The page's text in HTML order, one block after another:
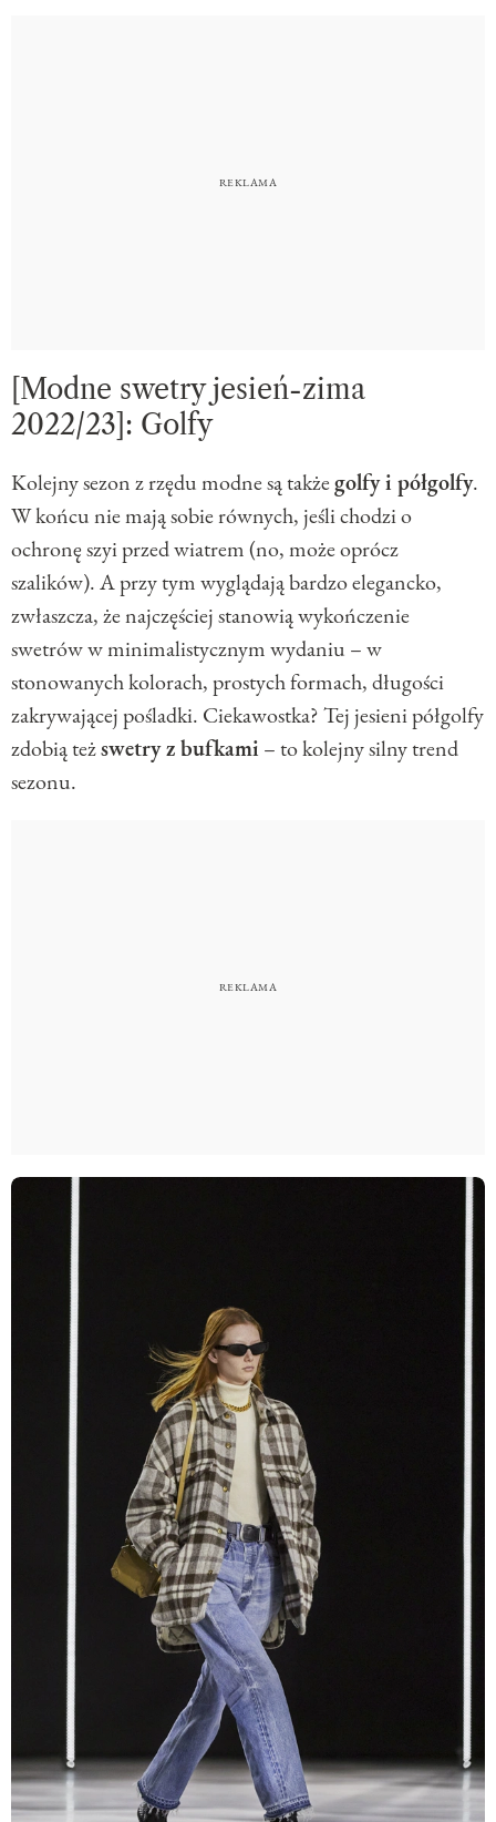
[Modne swetry jesień-zima
2022/23]: Golfy
Kolejny sezon z rzędu modne są takżegolfy i półgolfy.
W końcu nie mają sobie równych, jeśli chodzi o
ochronę szyi przed wiatrem (no, może oprócz
szalików). A przy tym wyglądają bardzo elegancko,
zwłaszcza, że najczęściej stanowią wykończenie
swetrów w minimalistycznym wydaniu – w
stonowanych kolorach, prostych formach, długości
zakrywającej pośladki. Ciekawostka? Tej jesieni półgolfy
zdobią teżswetry z bufkami – to kolejny silny trend
sezonu.